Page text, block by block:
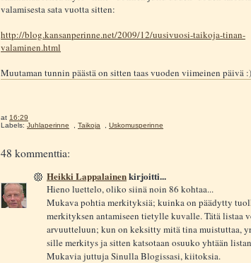
valamisesta sata vuotta sitten:
http://blog.kansanperinne.net/2009/12/uusivuosi-taikoja-tinan-
valaminen.html
Muutaman tunnin päästä on sitten taas vuoden viimeinen päivä :)
at 16:29
Labels: Juhlaperinne Taikoja Uskomusperinne
48 kommenttia:
Heikki Lappalainenkirjoitti...
Hieno luettelo, oliko siinä noin 86 kohtaa...
Mukava pohtia merkityksiä; kuinka on päädytty
merkityksen antamiseen tietylle kuvalle. Tätä listaa
arvuutteluun; kun on keksitty mitä tina muistuttaa,
sille merkitys ja sitten katsotaan osuuko yhtään
Mukavia juttuja Sinulla Blogissasi, kiitoksia.